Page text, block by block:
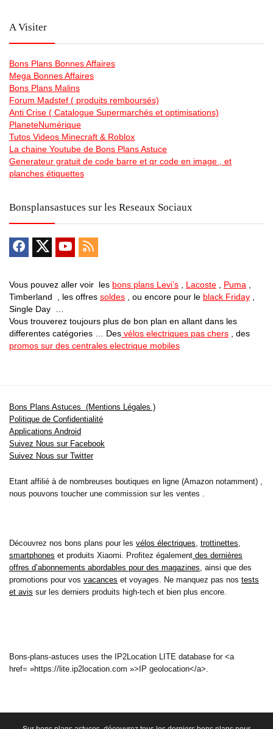
A Visiter
Bons Plans Bonnes Affaires
Mega Bonnes Affaires
Bons Plans Malins
Forum Madstef ( produits remboursés)
Anti Crise ( Catalogue Supermarchés et optimisations)
PlaneteNumérique
Tutos Videos Minecraft & Roblox
La chaine Youtube de Bons Plans Astuce
Generateur gratuit de code barre et qr code en image , et
planches étiquettes
Bonsplansastuces sur les Reseaux Sociaux
Vous pouvez aller voir les bons plans Levi’s Lacoste Puma
Timberland , les offres soldes , ou encore pour le black Friday
Single Day …
Vous trouverez toujours plus de bon plan en allant dans les
differentes catégories … Des vélos electriques pas chers , des
promos sur des centrales electrique mobiles
Bons Plans Astuces (Mentions Légales )
Politique de Confidentialité
Applications Android
Suivez Nous sur Facebook
Suivez Nous sur Twitter
Etant affilié à de nombreuses boutiques en ligne (Amazon notamment) ,
nous pouvons toucher une commission sur les ventes .
Découvrez nos bons plans pour les vélos électriques trottinettes
smartphones et produits Xiaomi. Profitez également des dernières
offres d’abonnements abordables pour des magazines , ainsi que des
promotions pour vos vacances et voyages. Ne manquez pas nos tests
et avis sur les derniers produits high-tech et bien plus encore.
Bons-plans-astuces uses the IP2Location LITE database for <a
href= »https://lite.ip2location.com »>IP geolocation</a>.